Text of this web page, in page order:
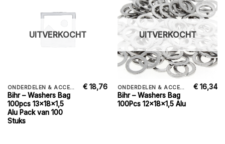
UITVERKOCHT
ONDERDELEN & ACCESSORIES
Bihr – Washers Bag
100pcs 13x18x1,5
Alu Pack van 100
Stuks
€ 18,76
UITVERKOCHT
ONDERDELEN & ACCESSORIES
Bihr – Washers Bag
100Pcs 12x18x1,5 Alu
€ 16,34